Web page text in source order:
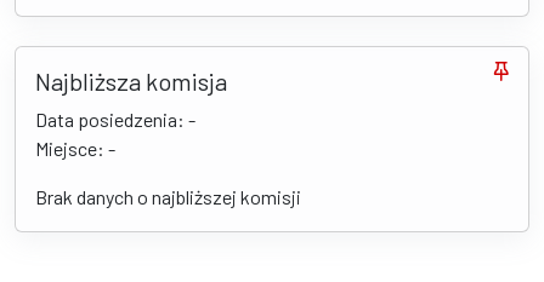
Najbliższa komisja
Data posiedzenia: -
Miejsce: -
Brak danych o najbliższej komisji